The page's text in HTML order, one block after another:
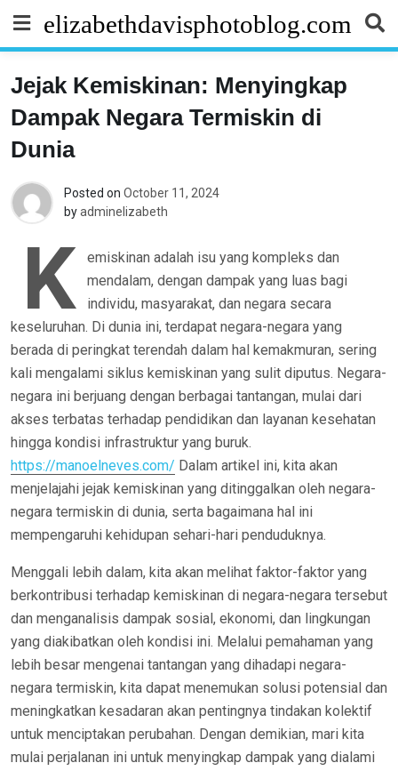
content
elizabethdavisphotoblog.com
Jejak Kemiskinan: Menyingkap
Dampak Negara Termiskin di
Dunia
Posted on October 11, 2024
byadminelizabeth
K
emiskinan adalah isu yang kompleks dan
mendalam, dengan dampak yang luas bagi
individu, masyarakat, dan negara secara
keseluruhan. Di dunia ini, terdapat negara-negara yang
berada di peringkat terendah dalam hal kemakmuran, sering
kali mengalami siklus kemiskinan yang sulit diputus. Negara-
negara ini berjuang dengan berbagai tantangan, mulai dari
akses terbatas terhadap pendidikan dan layanan kesehatan
hingga kondisi infrastruktur yang buruk.
https://manoelneves.com/ Dalam artikel ini, kita akan
menjelajahi jejak kemiskinan yang ditinggalkan oleh negara-
negara termiskin di dunia, serta bagaimana hal ini
mempengaruhi kehidupan sehari-hari penduduknya.
Menggali lebih dalam, kita akan melihat faktor-faktor yang
berkontribusi terhadap kemiskinan di negara-negara tersebut
dan menganalisis dampak sosial, ekonomi, dan lingkungan
yang diakibatkan oleh kondisi ini. Melalui pemahaman yang
lebih besar mengenai tantangan yang dihadapi negara-
negara termiskin, kita dapat menemukan solusi potensial dan
meningkatkan kesadaran akan pentingnya tindakan kolektif
untuk menciptakan perubahan. Dengan demikian, mari kita
mulai perjalanan ini untuk menyingkap dampak yang dialami